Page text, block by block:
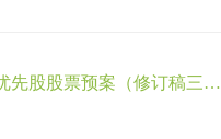
先股股票预案（修订稿三）